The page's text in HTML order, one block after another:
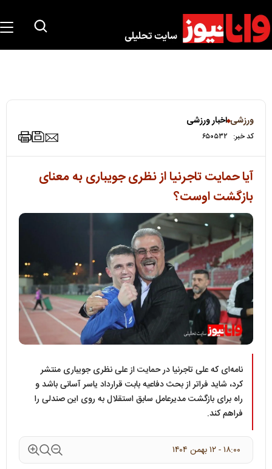
ورزشی اخبار ورزشی
کد خبر: ۶۵۰۵۳۲
آیا حمایت تاجرنیا از نظری جویباری به معنای
بازگشت اوست؟
نامه‌ای که علی تاجرنیا در حمایت از علی نظری جویباری منتشر
کرد، شاید فراتر از بحث دفاعیه بابت قرارداد یاسر آسانی باشد و
راه برای بازگشت مدیرعامل سابق استقلال به روی این صندلی را
فراهم کند.
۱۸:۰۰ - ۱۲ بهمن ۱۴۰۴